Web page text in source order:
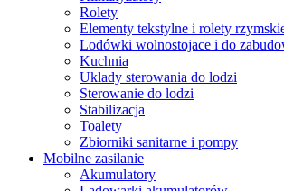
Rolety
Elementy tekstylne i rolety
Lodówki wolnostojace i do
Kuchnia
Uklady sterowania do lodzi
Sterowanie do lodzi
Stabilizacja
Toalety
Zbiorniki sanitarne i pompy
Mobilne zasilanie
Akumulatory